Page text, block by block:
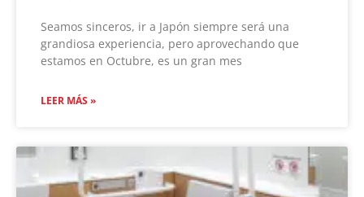
Seamos sinceros, ir a Japón siempre será una
grandiosa experiencia, pero aprovechando que
estamos en Octubre, es un gran mes
LEER MÁS »